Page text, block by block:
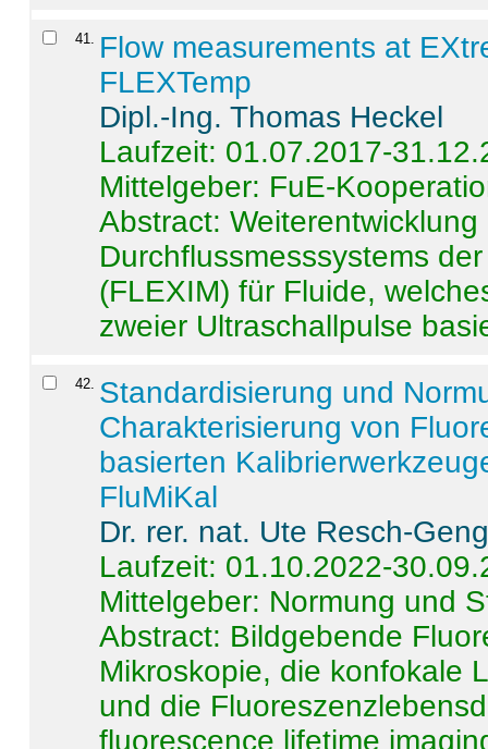
41. Flow measurements at
FLEXTemp
Dipl.-Ing. Thomas Heckel
Laufzeit: 01.07.2017-
Mittelgeber: FuE-
Abstract:
Durchflussmesssystems
(FLEXIM) für Fluide,
zweier Ultraschallpulse
42. Standardisierung und
Charakterisierung von
basierten
FluMiKal
Dr. rer. nat. Ute Resch-
Laufzeit: 01.10.2022-
Mittelgeber: Normung und
Abstract: Bildgebende
Mikroskopie, die konfokale
und die
fluorescence lifetime